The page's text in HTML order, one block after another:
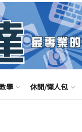
學 休閒/懶人包